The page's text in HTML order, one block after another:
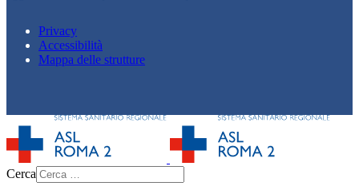
Privacy
Accessibilità
Mappa delle strutture
Cerca